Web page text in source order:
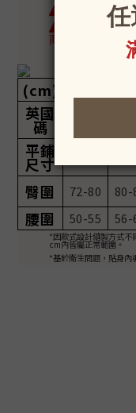
洗滌時建議
已拆封的內
商品，無法提供
(cm)
英國
碼 8
平鋪
尺寸
臀圍 72-80 80-
腰圍 50-55 56-
*因款式設計縫製方式不
cm內皆屬正常範圍。
*基於衛生問題，貼身內